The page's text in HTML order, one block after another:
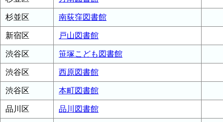
杉並区 南荻窪図書館
新宿区 戸山図書館
渋谷区 笹塚こども図書館
渋谷区 西原図書館
渋谷区 本町図書館
品川区 品川図書館